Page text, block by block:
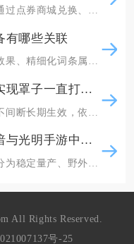
有哪些关联
影之刃中装备从套装整体效果、精细化词条属性、刻印赋能三个维度深度绑定技能的释放逻辑、资源消
万国觉醒是通过什么实现罩子一直打开的
怎样能够迅速获得黑暗与光明手游中的骨粉
All Rights Reserved.
号-25